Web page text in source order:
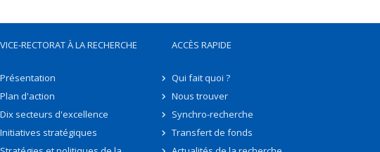
VICE-RECTORAT À LA RECHERCHE
Présentation
Plan d'action
Dix secteurs d'excellence
Initiatives stratégiques
ACCÈS RAPIDE
Qui fait quoi ?
Nous trouver
Synchro-recherche
Transfert de fonds